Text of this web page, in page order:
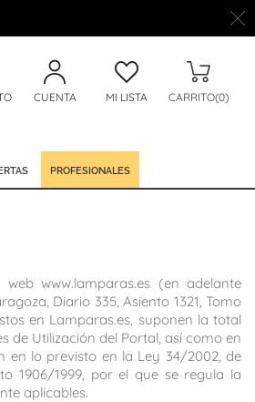
CUENTA MI LISTA CARRITO(0)
PROFESIONALES
www.lamparas.es (en adelante
Diario 335, Asiento 1321, Tomo
en Lamparas.es, suponen la total
de Utilización del Portal, así como en
en lo previsto en la Ley 34/2002, de
1906/1999, por el que se regula la
aplicables.